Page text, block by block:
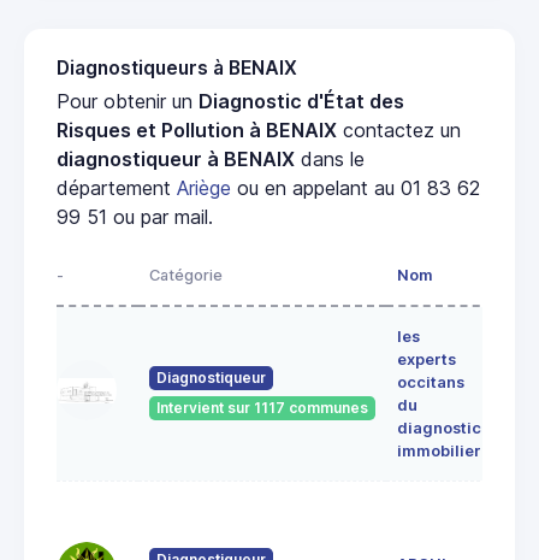
Diagnostiqueurs à BENAIX
Pour obtenir un Diagnostic d'État des
Risques et Pollution à BENAIX contactez un
diagnostiqueur à BENAIX dans le
département Ariège ou en appelant au 01 83 62
99 51 ou par mail.
- Catégorie Nom
Diagnostiqueur
Intervient sur 1117 communes
les
experts
occitans
du
diagnostic
immobilier